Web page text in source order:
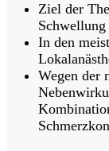
Ziel der
In den
Wegen der